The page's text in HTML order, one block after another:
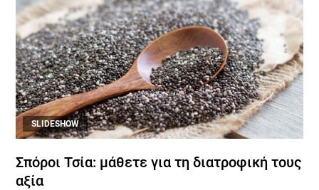
SLIDESHOW
Σπόροι Τσία: μάθετε για τη διατροφική τους
αξία